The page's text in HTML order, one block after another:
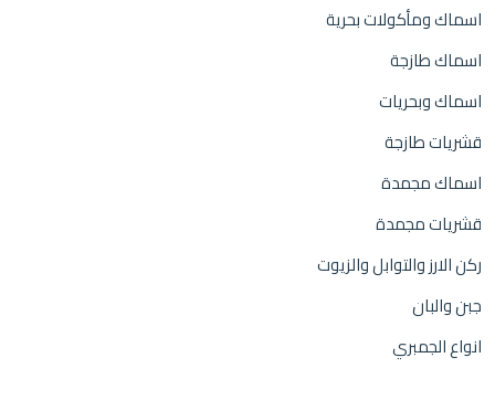
اسماك ومأكولات بحرية
اسماك طازجة
اسماك وبحريات
قشريات طازجة
اسماك مجمدة
قشريات مجمدة
ركن الارز والتوابل والزيوت
جبن والبان
انواع الجمبري